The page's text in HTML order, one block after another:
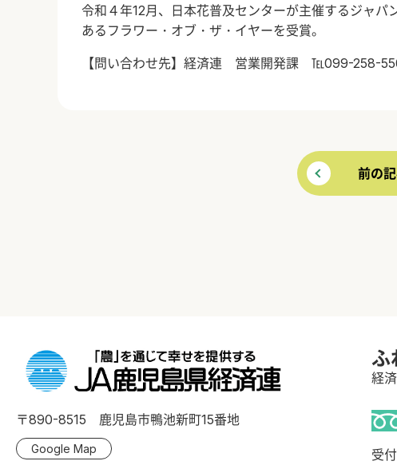
令和４年12月、日本花普及センターが主催するジャ
あるフラワー・オブ・ザ・イヤーを受賞。
【問い合わせ先】経済連 営業開発課 ℡099-258-
前の
〒890-8515 鹿児島市鴨池新町15番地
Google Map
ふ
経
受